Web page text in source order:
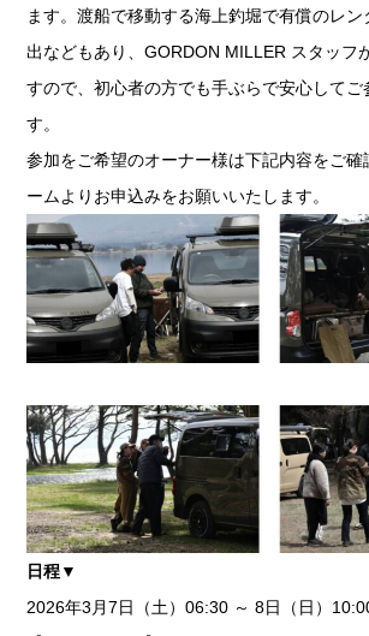
ます。渡船で移動する海上釣堀で有償のレ
出などもあり、GORDON MILLER スタッフ
すので、初心者の方でも手ぶらで安心してご
す。
参加をご希望のオーナー様は下記内容をご確
ームよりお申込みをお願いいたします。
日程▼
2026年3月7日（土）06:30 ～ 8日（日）